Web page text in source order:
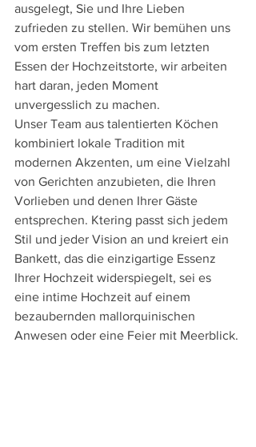
ausgelegt, Sie und Ihre Lieben
zufrieden zu stellen. Wir bemühen uns
vom ersten Treffen bis zum letzten
Essen der Hochzeitstorte, wir arbeiten
hart daran, jeden Moment
unvergesslich zu machen.
Unser Team aus talentierten Köchen
kombiniert lokale Tradition mit
modernen Akzenten, um eine Vielzahl
von Gerichten anzubieten, die Ihren
Vorlieben und denen Ihrer Gäste
entsprechen. Ktering passt sich jedem
Stil und jeder Vision an und kreiert ein
Bankett, das die einzigartige Essenz
Ihrer Hochzeit widerspiegelt, sei es
eine intime Hochzeit auf einem
bezaubernden mallorquinischen
Anwesen oder eine Feier mit Meerblick.